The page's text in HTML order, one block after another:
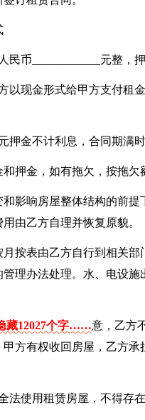
币____________元整，押
以现金形式给甲方支付租
押金不计利息，合同期满时
押金，如有拖欠，按拖欠
影响房屋整体结构的前
由乙方自理并恢复原貌。
按表由乙方自行到相关
理办法处理。水、电设
12027个字……意，乙方
方有权收回房屋，乙方
法使用租赁房屋，不得存